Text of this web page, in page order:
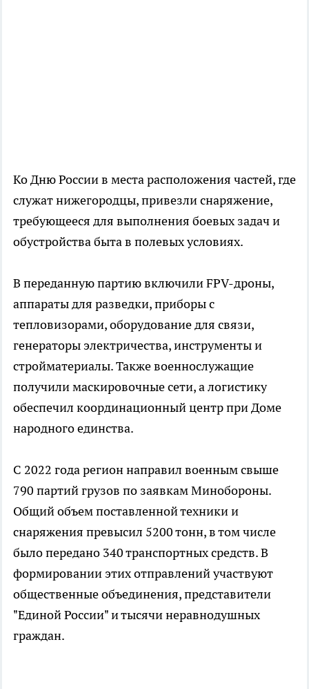
Ко Дню России в места расположения частей, где
служат нижегородцы, привезли снаряжение,
требующееся для выполнения боевых задач и
обустройства быта в полевых условиях.
В переданную партию включили FPV-дроны,
аппараты для разведки, приборы с
тепловизорами, оборудование для связи,
генераторы электричества, инструменты и
стройматериалы. Также военнослужащие
получили маскировочные сети, а логистику
обеспечил координационный центр при Доме
народного единства.
С 2022 года регион направил военным свыше
790 партий грузов по заявкам Минобороны.
Общий объем поставленной техники и
снаряжения превысил 5200 тонн, в том числе
было передано 340 транспортных средств. В
формировании этих отправлений участвуют
общественные объединения, представители
"Единой России" и тысячи неравнодушных
граждан.